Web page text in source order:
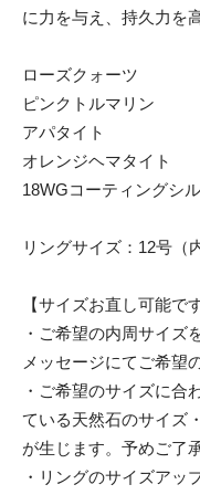
に力を与え、持久力を
ローズクォーツ
ピンクトルマリン
アパタイト
オレンジヘマタイト
18WGコーティングシ
リングサイズ：12号（
【サイズお直し可能です
・ご希望の内周サイズ
メッセージにてご希望
・ご希望のサイズに合
ている天然石のサイズ
が生じます。予めご了
・リングのサイズアッ